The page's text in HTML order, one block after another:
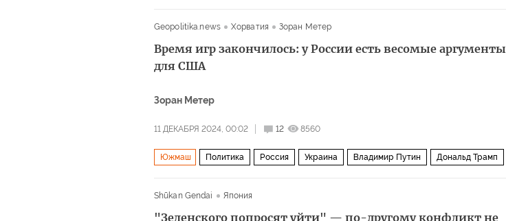
Geopolitika.news
Хорватия Зоран Метер
Время игр закончилось: у России есть весомые аргументы
для США
Зоран Метер
11 ДЕКАБРЯ 2024, 00:02 12 8560
Южмаш Политика Россия Украина Владимир Путин Дональд Трамп
Shūkan Gendai Япония
"Зеленского попросят уйти" — по-другому конфликт не